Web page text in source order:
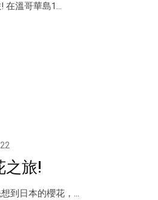
在溫哥華島1...
之旅!
到日本的櫻花，...